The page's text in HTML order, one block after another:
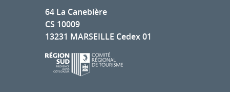
64 La Canebière
CS 10009
13231 MARSEILLE Cedex 01